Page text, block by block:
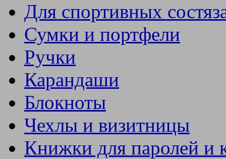
Для спортивных
Сумки и портфели
Ручки
Карандаши
Блокноты
Чехлы и визитницы
Книжки для паролей и